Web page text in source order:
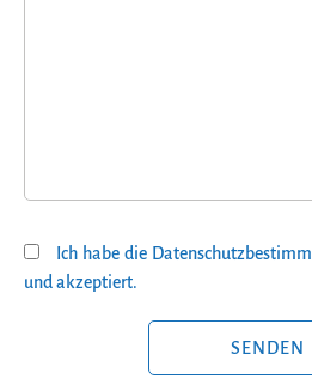
Ich habe die
und akzeptiert.